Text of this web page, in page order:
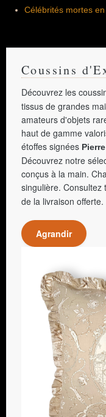
Célébrités mortes
Coussins
Découvrez les
tissus de grandes
amateurs d'objets
haut de gamme
étoffes signées
Découvrez notre
conçus à la main.
singulière. Consultez
de la livraison offerte.
Agrandir